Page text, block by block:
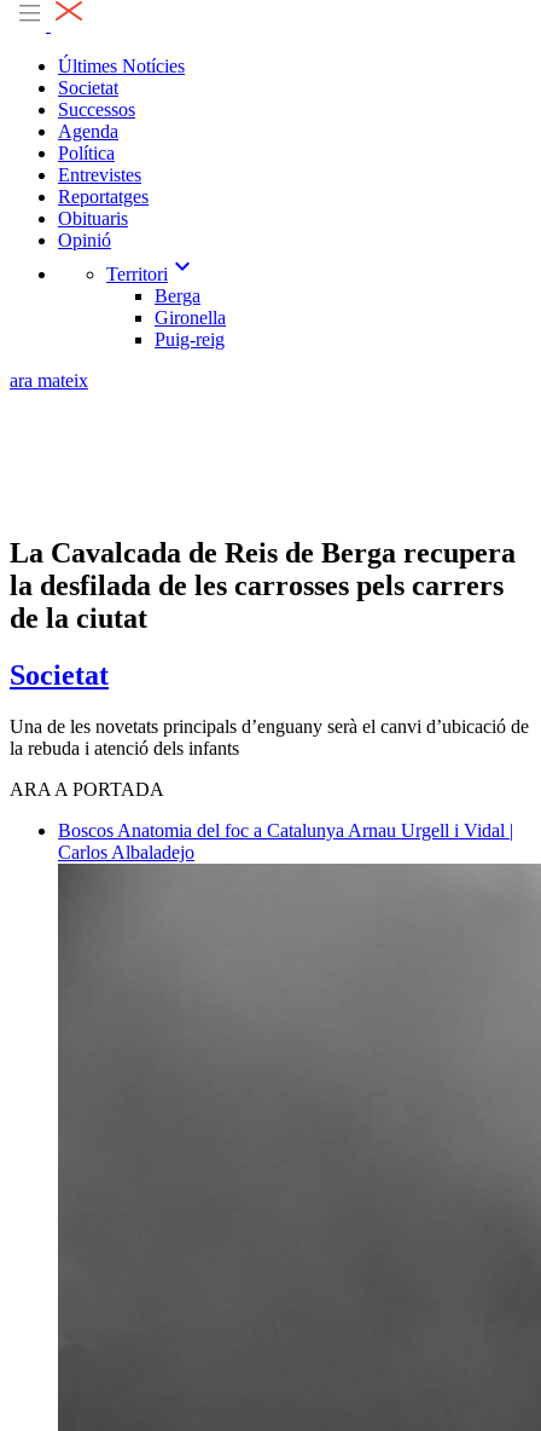
Últimes Notícies
Societat
Successos
Agenda
Política
Entrevistes
Reportatges
Obituaris
Opinió
Territori expand_more
Berga
Gironella
Puig-reig
ara mateix
La Cavalcada de Reis de Berga recupera
la desfilada de les carrosses pels carrers
de la ciutat
Societat
Una de les novetats principals d’enguany serà el canvi d’ubicació de
la rebuda i atenció dels infants
ARA A PORTADA
Boscos Anatomia del foc a Catalunya Arnau Urgell i Vidal |
Carlos Albaladejo